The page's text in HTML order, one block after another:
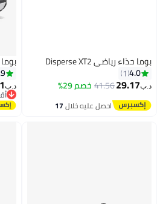
بوما حذاء رياضي Disperse XT2
4.0
1
د.ب‏29.17
41.56 خصم 29%
احصل عليه خلال17
د.ب‏